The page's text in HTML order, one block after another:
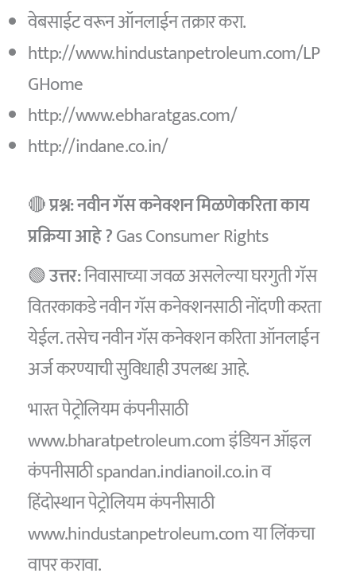
वेबसाईट वरून ऑनलाईन तक्रार करा.
http://www.hindustanpetroleum.com/LP
GHome
http://www.ebharatgas.com/
http://indane.co.in/
🔴प्रश्न: नवीन गॅस कनेक्शन मिळणेकरिता काय
प्रक्रिया आहे ?Gas Consumer Rights
🟢उत्तर:निवासाच्या जवळ असलेल्या घरगुती गॅस
वितरकाकडे नवीन गॅस कनेक्शनसाठी नोंदणी करता
येईल. तसेच नवीन गॅस कनेक्शन करिता ऑनलाईन
अर्ज करण्याची सुविधाही उपलब्ध आहे.
भारत पेट्रोलियम कंपनीसाठी
www.bharatpetroleum.com इंडियन ऑइल
कंपनीसाठी spandan.indianoil.co.in व
हिंदोस्थान पेट्रोलियम कंपनीसाठी
www.hindustanpetroleum.com या लिंकचा
वापर करावा.